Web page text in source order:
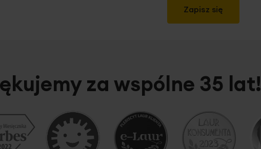
Zapisz się
za wspólne 35 lat!